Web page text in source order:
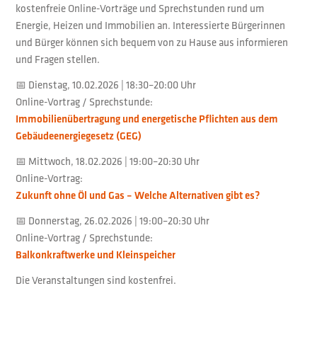
kostenfreie Online-Vorträge und Sprechstunden rund um
Energie, Heizen und Immobilien an. Interessierte Bürgerinnen
und Bürger können sich bequem von zu Hause aus informieren
und Fragen stellen.
📅 Dienstag, 10.02.2026 | 18:30–20:00 Uhr
Online-Vortrag / Sprechstunde:
Immobilienübertragung und energetische Pflichten aus dem
Gebäudeenergiegesetz (GEG)
📅 Mittwoch, 18.02.2026 | 19:00–20:30 Uhr
Online-Vortrag:
Zukunft ohne Öl und Gas – Welche Alternativen gibt es?
📅 Donnerstag, 26.02.2026 | 19:00–20:30 Uhr
Online-Vortrag / Sprechstunde:
Balkonkraftwerke und Kleinspeicher
Die Veranstaltungen sind kostenfrei.